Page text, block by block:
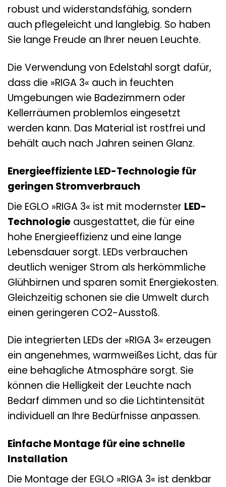
robust und widerstandsfähig, sondern
auch pflegeleicht und langlebig. So haben
Sie lange Freude an Ihrer neuen Leuchte.
Die Verwendung von Edelstahl sorgt dafür,
dass die »RIGA 3« auch in feuchten
Umgebungen wie Badezimmern oder
Kellerräumen problemlos eingesetzt
werden kann. Das Material ist rostfrei und
behält auch nach Jahren seinen Glanz.
Energieeffiziente LED-Technologie für
geringen Stromverbrauch
Die EGLO »RIGA 3« ist mit modernster LED-
Technologie ausgestattet, die für eine
hohe Energieeffizienz und eine lange
Lebensdauer sorgt. LEDs verbrauchen
deutlich weniger Strom als herkömmliche
Glühbirnen und sparen somit Energiekosten.
Gleichzeitig schonen sie die Umwelt durch
einen geringeren CO2-Ausstoß.
Die integrierten LEDs der »RIGA 3« erzeugen
ein angenehmes, warmweißes Licht, das für
eine behagliche Atmosphäre sorgt. Sie
können die Helligkeit der Leuchte nach
Bedarf dimmen und so die Lichtintensität
individuell an Ihre Bedürfnisse anpassen.
Einfache Montage für eine schnelle
Installation
Die Montage der EGLO »RIGA 3« ist denkbar